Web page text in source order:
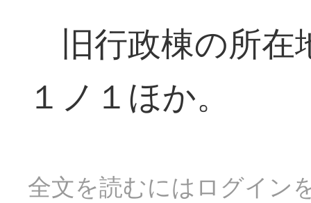
旧行政棟の所在
１ノ１ほか。
全文を読むにはログイン